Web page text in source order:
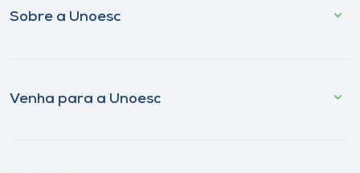
Sobre a Unoesc
Venha para a Unoesc